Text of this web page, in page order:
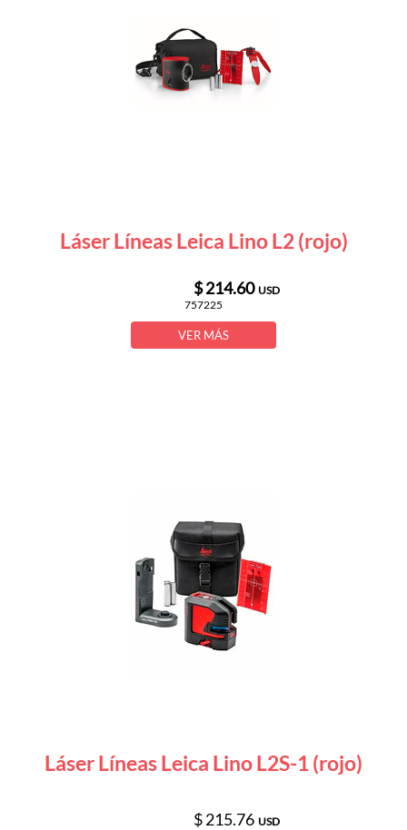
Láser Líneas Leica Lino L2 (rojo)
$ 214.60 USD
757225
VER MÁS
Láser Líneas Leica Lino L2S-1 (rojo)
$ 215.76 USD